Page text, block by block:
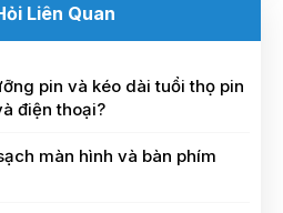
Liên Quan
pin và kéo dài tuổi thọ pin
điện thoại?
màn hình và bàn phím